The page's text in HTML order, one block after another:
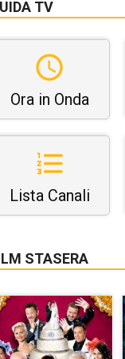
TV
Ora in Onda
Lista Canali
STASERA